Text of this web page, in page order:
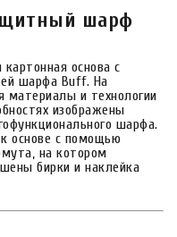
шарф
основа с
шарфа Buff. На
материалы и технологии
изображены
шарфа.
основе с помощью
на котором
бирки и наклейка